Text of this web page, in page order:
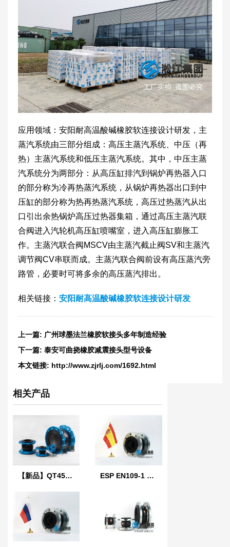
应用领域：安阳耐高温酸碱橡胶软连接设计研发，主
蒸汽系统由三部分组成：高压主蒸汽系统、中压（再
热）主蒸汽系统和低压主蒸汽系统。其中，中压主蒸
汽系统分为两部分：从高压缸排汽到锅炉再热器入口
的部分称为冷再热蒸汽系统，从锅炉再热器出口到中
压缸的部分称为热再热蒸汽系统，高压过热蒸汽从出
口引出余热锅炉高压过热器集箱，通过高压主蒸汽联
合阀进入汽轮机高压缸喷嘴室，进入高压缸膨胀工
作。主蒸汽联合阀MSCV由主蒸汽截止阀SV和主蒸汽
调节阀CV串联而成。主蒸汽联合阀前设有高压蒸汽旁
路管，必要时可将多余的高压蒸汽排出。
相关链接： 安阳耐高温酸碱橡胶软连接设计研发
上一篇: 广州球墨法兰橡胶软接头多年制造经验
下一篇: 泰安可曲挠橡胶减震接头型号设备
本文链接: http://www.zjrlj.com/1692.html
相关产品
【新品】QT450球墨铸铁法兰橡胶接头 ESP EN109-1 西班牙标准橡胶膨胀节